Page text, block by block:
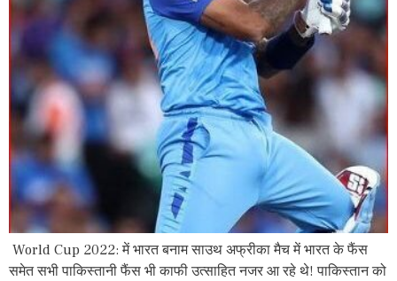
World Cup 2022: में भारत बनाम साउथ अफ्रीका मैच में भारत के फैंस
समेत सभी पाकिस्तानी फैंस भी काफी उत्साहित नजर आ रहे थे! पाकिस्तान को